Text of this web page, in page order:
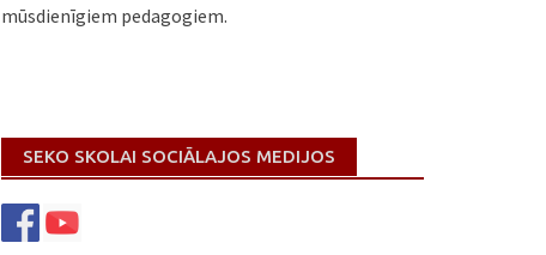
mūsdienīgiem pedagogiem.
SEKO SKOLAI SOCIĀLAJOS MEDIJOS